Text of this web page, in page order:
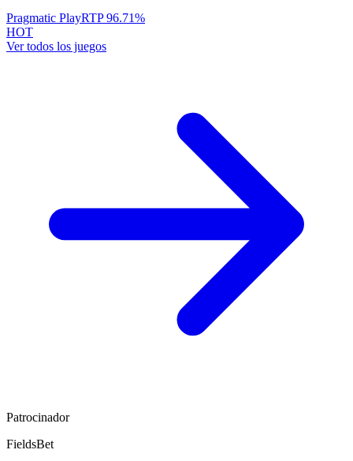
Pragmatic PlayRTP96.71%
HOT
Ver todos los juegos
Patrocinador
FieldsBet